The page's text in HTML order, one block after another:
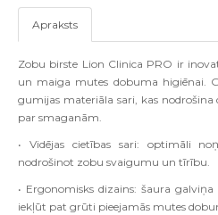
Apraksts
Zobu birste Lion Clinica PRO ir
un maiga mutes dobuma higiēnai.
gumijas materiāla sari, kas
par smaganām.
• Vidējas cietības sari: optimāli
nodrošinot zobu svaigumu un tīrību.
• Ergonomisks dizains: šaura
iekļūt pat grūti pieejamās mutes